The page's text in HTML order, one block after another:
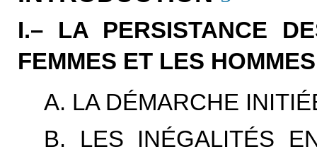
I.– LA PERSISTANCE
FEMMES ET LES HOMMES
A. LA DÉMARCHE
B. LES INÉGALITÉS